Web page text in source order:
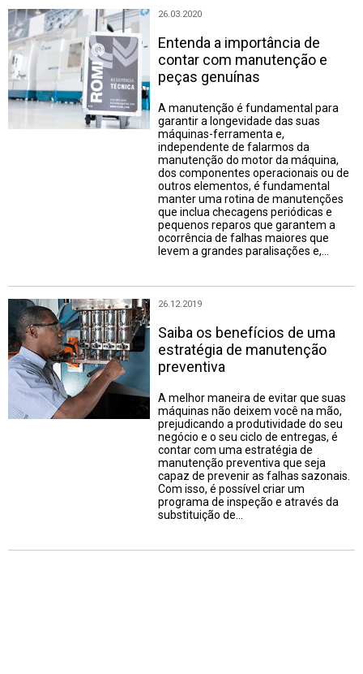
26.03.2020
Entenda a importância de
contar com manutenção e
peças genuínas
A manutenção é fundamental para
garantir a longevidade das suas
máquinas-ferramenta e,
independente de falarmos da
manutenção do motor da máquina,
dos componentes operacionais ou de
outros elementos, é fundamental
manter uma rotina de manutenções
que inclua checagens periódicas e
pequenos reparos que garantem a
ocorrência de falhas maiores que
levem a grandes paralisações e,…
26.12.2019
Saiba os benefícios de uma
estratégia de manutenção
preventiva
A melhor maneira de evitar que suas
máquinas não deixem você na mão,
prejudicando a produtividade do seu
negócio e o seu ciclo de entregas, é
contar com uma estratégia de
manutenção preventiva que seja
capaz de prevenir as falhas sazonais.
Com isso, é possível criar um
programa de inspeção e através da
substituição de…